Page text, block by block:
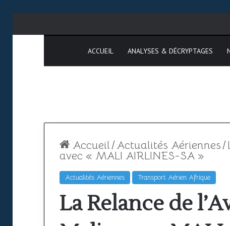
ACCUEIL ANALYSES & DÉCRYPTAGES
Accueil/Actualités Aériennes/
avec « MALI AIRLINES-SA »
Actualités Aériennes Transport Aérien Afrique
La Relance de
SAATM
:
pourquoi